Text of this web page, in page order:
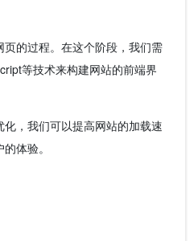
的过程。在这个阶段，我们需
等技术来构建网站的前端界
，我们可以提高网站的加载速
体验。